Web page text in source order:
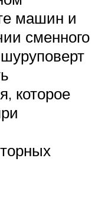
машин и
сменного
которое